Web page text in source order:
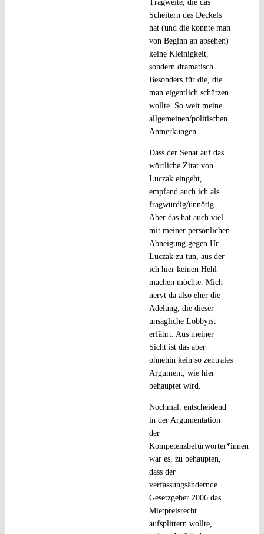
Tragweite, die das
Scheitern des Deckels
hat (und die konnte man
von Beginn an absehen)
keine Kleinigkeit,
sondern dramatisch.
Besonders für die, die
man eigentlich schützen
wollte. So weit meine
allgemeinen/politischen
Anmerkungen.
Dass der Senat auf das
wörtliche Zitat von
Luczak eingeht,
empfand auch ich als
fragwürdig/unnötig.
Aber das hat auch viel
mit meiner persönlichen
Abneigung gegen Hr.
Luczak zu tun, aus der
ich hier keinen Hehl
machen möchte. Mich
nervt da also eher die
Adelung, die dieser
unsägliche Lobbyist
erfährt. Aus meiner
Sicht ist das aber
ohnehin kein so zentrales
Argument, wie hier
behauptet wird.
Nochmal: entscheidend
in der Argumentation
der
Kompetenzbefürworter*innen
war es, zu behaupten,
dass der
verfassungsändernde
Gesetzgeber 2006 das
Mietpreisrecht
aufsplittern wollte,